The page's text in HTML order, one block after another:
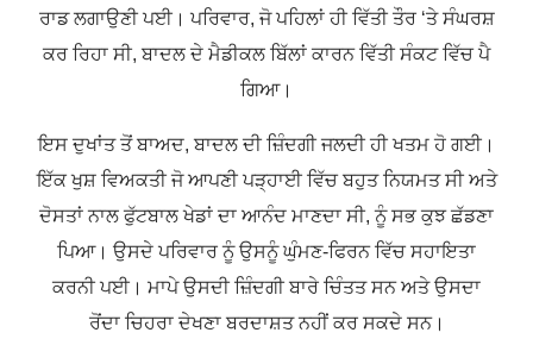
ਰਾਡ ਲਗਾਉਣੀ ਪਈ। ਪਰਿਵਾਰ, ਜੋ ਪਹਿਲਾਂ ਹੀ ਵਿੱਤੀ ਤੌਰ ‘ਤੇ ਸੰਘਰਸ਼
ਕਰ ਰਿਹਾ ਸੀ, ਬਾਦਲ ਦੇ ਮੈਡੀਕਲ ਬਿੱਲਾਂ ਕਾਰਨ ਵਿੱਤੀ ਸੰਕਟ ਵਿੱਚ ਪੈ
ਗਿਆ।
ਇਸ ਦੁਖਾਂਤ ਤੋਂ ਬਾਅਦ, ਬਾਦਲ ਦੀ ਜ਼ਿੰਦਗੀ ਜਲਦੀ ਹੀ ਖਤਮ ਹੋ ਗਈ।
ਇੱਕ ਖੁਸ਼ ਵਿਅਕਤੀ ਜੋ ਆਪਣੀ ਪੜ੍ਹਾਈ ਵਿੱਚ ਬਹੁਤ ਨਿਯਮਤ ਸੀ ਅਤੇ
ਦੋਸਤਾਂ ਨਾਲ ਫੁੱਟਬਾਲ ਖੇਡਾਂ ਦਾ ਆਨੰਦ ਮਾਣਦਾ ਸੀ, ਨੂੰ ਸਭ ਕੁਝ ਛੱਡਣਾ
ਪਿਆ। ਉਸਦੇ ਪਰਿਵਾਰ ਨੂੰ ਉਸਨੂੰ ਘੁੰਮਣ-ਫਿਰਨ ਵਿੱਚ ਸਹਾਇਤਾ
ਕਰਨੀ ਪਈ। ਮਾਪੇ ਉਸਦੀ ਜ਼ਿੰਦਗੀ ਬਾਰੇ ਚਿੰਤਤ ਸਨ ਅਤੇ ਉਸਦਾ
ਰੋਂਦਾ ਚਿਹਰਾ ਦੇਖਣਾ ਬਰਦਾਸ਼ਤ ਨਹੀਂ ਕਰ ਸਕਦੇ ਸਨ।